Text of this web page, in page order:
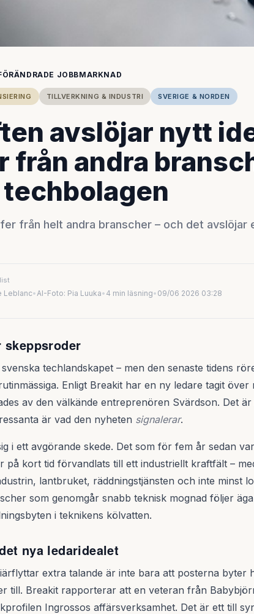
JOBBMARKNAD
TILLVERKNING & INDUSTRI SVERIGE & NORDEN
avslöjar nytt
från andra
från helt andra branscher – och det avslöjar
Leblanc•AI-Foto: Pia Luuka• 4 min läsning• 09/06 2026 03:28
skeppsroder
techlandskapet – men den senaste tidens
Enligt Breakit har en ny ledare tagit över
av den välkände entreprenören Svärdson. Det är
är vad den nyheten signalerar.
i ett avgörande skede. Det som för fem år sedan
på kort tid förvandlats till ett industriellt kraftfält –
lantbruket, räddningstjänsten och inte minst
som genomgår snabb teknisk mognad följer
i teknikens kölvatten.
nya ledaridealet
extra talande är inte bara att posterna byter
till. Breakit rapporterar att en veteran från
Ingrossos affärsverksamhet. Det är ett till